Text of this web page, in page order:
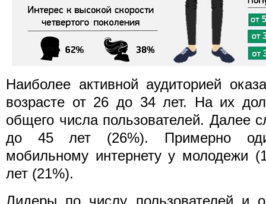
Наиболее активной аудиторией
возрасте от 26 до 34 лет. На их
общего числа пользователей. Далее
до 45 лет (26%). Примерно
мобильному интернету у молодежи
лет (21%).
Лидеры по числу пользователей и